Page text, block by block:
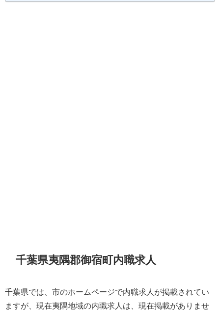
千葉県夷隅郡御宿町内職求人
千葉県では、市のホームページで内職求人が掲載されてい
ますが、現在夷隅地域の内職求人は、現在掲載がありませ